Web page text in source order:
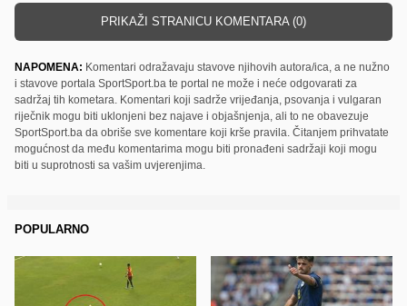
PRIKAŽI STRANICU KOMENTARA (0)
NAPOMENA: Komentari odražavaju stavove njihovih autora/ica, a ne nužno
i stavove portala SportSport.ba te portal ne može i neće odgovarati za
sadržaj tih kometara. Komentari koji sadrže vrijeđanja, psovanja i vulgaran
riječnik mogu biti uklonjeni bez najave i objašnjenja, ali to ne obavezuje
SportSport.ba da obriše sve komentare koji krše pravila. Čitanjem prihvatate
mogućnost da među komentarima mogu biti pronađeni sadržaji koji mogu
biti u suprotnosti sa vašim uvjerenjima.
POPULARNO